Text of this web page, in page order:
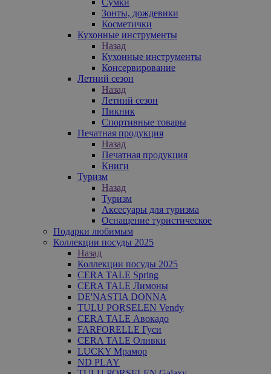
Зонты, дождевики
Косметички
Кухонные инструменты
Назад
Кухонные инструменты
Консервирование
Летний сезон
Назад
Летний сезон
Пикник
Спортивные товары
Печатная продукция
Назад
Печатная продукция
Книги
Туризм
Назад
Туризм
Аксесуары для туризма
Оснащение туристическое
Подарки любимым
Коллекции посуды 2025
Назад
Коллекции посуды 2025
CERA TALE Spring
CERA TALE Лимоны
DE'NASTIA DONNA
TULU PORSELEN Vendy
CERA TALE Авокадо
FARFORELLE Гуси
CERA TALE Оливки
LUCKY Мрамор
ND PLAY